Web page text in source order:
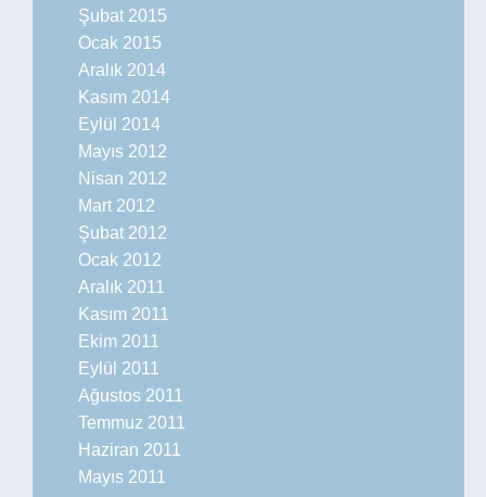
Şubat 2015
Ocak 2015
Aralık 2014
Kasım 2014
Eylül 2014
Mayıs 2012
Nisan 2012
Mart 2012
Şubat 2012
Ocak 2012
Aralık 2011
Kasım 2011
Ekim 2011
Eylül 2011
Ağustos 2011
Temmuz 2011
Haziran 2011
Mayıs 2011